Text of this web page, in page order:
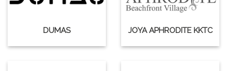
DUMAS JOYA APHRODITE KKTC